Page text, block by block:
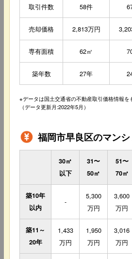
取引件数 58件
売却価格 2,813万円
専有面積 62㎡
築年数 27年
※データは国土交通省の不動産取引価格情報を
（データ更新月:2022年5月）
福岡市早良区のマン
30㎡
以下
31〜
50㎡
51〜
70㎡
築10年
以内
-
5,300
万円
3,600
万円
築11～
20年
1,433
万円
1,950
万円
3,016
万円